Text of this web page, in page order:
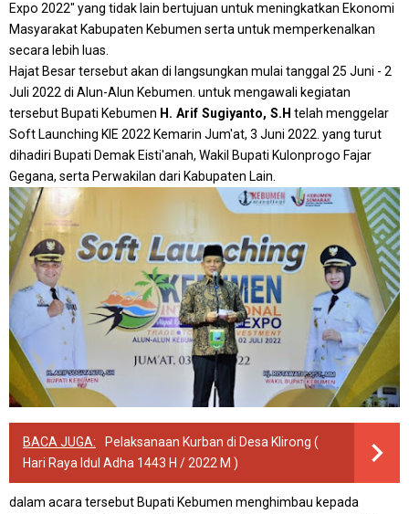
Expo 2022" yang tidak lain bertujuan untuk meningkatkan Ekonomi
Masyarakat Kabupaten Kebumen serta untuk memperkenalkan
secara lebih luas.
Hajat Besar tersebut akan di langsungkan mulai tanggal 25 Juni - 2
Juli 2022 di Alun-Alun Kebumen. untuk mengawali kegiatan
tersebut Bupati Kebumen H. Arif Sugiyanto, S.H telah menggelar
Soft Launching KIE 2022 Kemarin Jum'at, 3 Juni 2022. yang turut
dihadiri Bupati Demak Eisti'anah, Wakil Bupati Kulonprogo Fajar
Gegana, serta Perwakilan dari Kabupaten Lain.
BACA JUGA:
Pelaksanaan Kurban di Desa Klirong (
Hari Raya Idul Adha 1443 H / 2022 M )
dalam acara tersebut Bupati Kebumen menghimbau kepada